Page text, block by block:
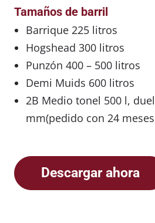
Tamaños de barril
Barrique 225 litros
Hogshead 300 litros
Punzón 400 – 500 litros
Demi Muids 600 litros
2B Medio tonel 500 l,
mm(pedido con 24
Descargar ahora